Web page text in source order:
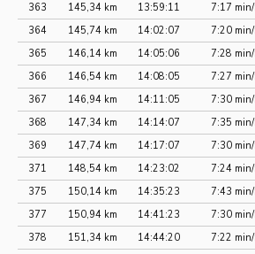
363
145,34 km 13:59:11 7:17 min/
364
145,74 km 14:02:07 7:20 min/
365
146,14 km 14:05:06 7:28 min/
366
146,54 km 14:08:05 7:27 min/
367
146,94 km 14:11:05 7:30 min/
368
147,34 km 14:14:07 7:35 min/
369
147,74 km 14:17:07 7:30 min/
371
148,54 km 14:23:02 7:24 min/
375
150,14 km 14:35:23 7:43 min/
377
150,94 km 14:41:23 7:30 min/
378
151,34 km 14:44:20 7:22 min/